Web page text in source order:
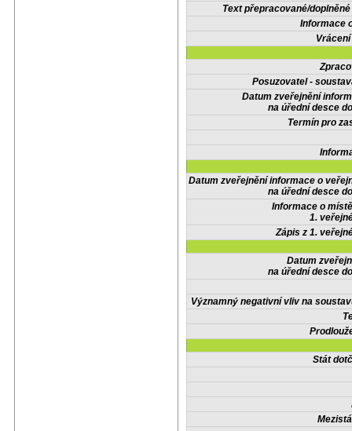
Text přepracované/
Informace
Posuzovatel -
Datum zveřejnění
na úřední desce
Termín pro
Datum zveřejnění informace o
na úřední desce
Informace o
1.
Zápis z 1.
Datum
na úřední desce
Významný negativní vliv na
Stát